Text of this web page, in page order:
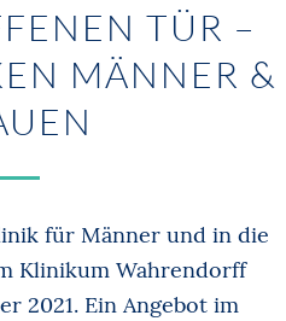
TÜR –
MÄNNER &
für Männer und in die
Klinikum Wahrendorff
2021. Ein Angebot im